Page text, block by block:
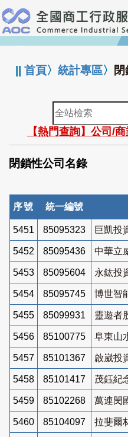
跳
到
主
要
:::
||首頁〉統計專區〉
全
站
檢
索
【熱門查詢】公司/
閉鎖性公司名錄
序號 統一編號
5451 85095323 巨凱投
5452 85095436 中華立
5453 85095604 永鈜投
5454 85095745 博世智
5455 85099931 靈遊者
5456 85100775 阜東山
5457 85101367 啟崴投
5458 85101417 茂鈺紀
5459 85102268 萬連閔
5460 85104097 拉斐爾